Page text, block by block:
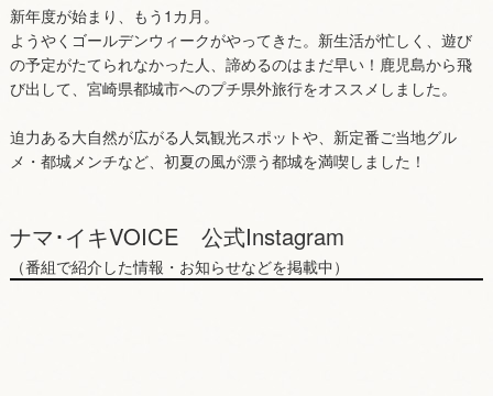
新年度が始まり、もう1カ月。
ようやくゴールデンウィークがやってきた。新生活が忙しく、遊び
の予定がたてられなかった人、諦めるのはまだ早い！鹿児島から飛
び出して、宮崎県都城市へのプチ県外旅行をオススメしました。
迫力ある大自然が広がる人気観光スポットや、新定番ご当地グル
メ・都城メンチなど、初夏の風が漂う都城を満喫しました！
ナマ･イキVOICE 公式Instagram
（番組で紹介した情報・お知らせなどを掲載中）